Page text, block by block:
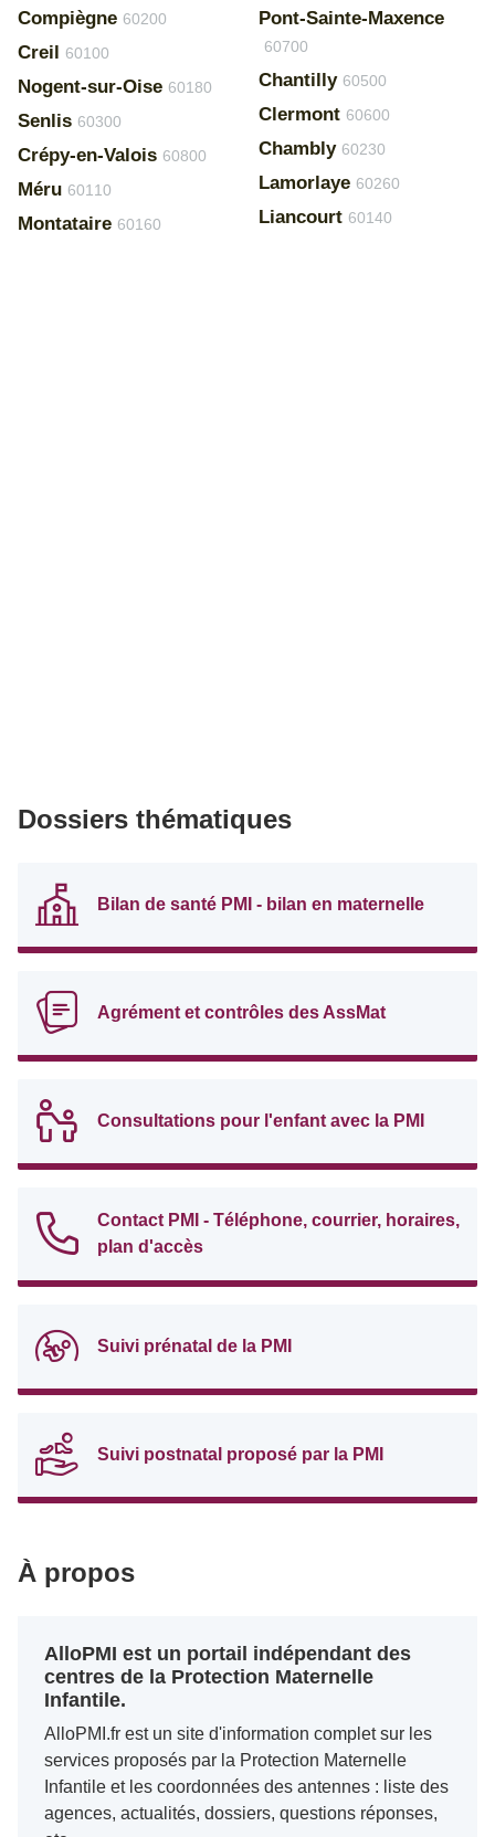
Compiègne 60200
Creil 60100
Nogent-sur-Oise 60180
Senlis 60300
Crépy-en-Valois 60800
Méru 60110
Montataire 60160
Pont-Sainte-Maxence
60700
Chantilly 60500
Clermont 60600
Chambly 60230
Lamorlaye 60260
Liancourt 60140
Dossiers thématiques
Bilan de santé PMI - bilan en maternelle
Agrément et contrôles des AssMat
Consultations pour l'enfant avec la PMI
Contact PMI - Téléphone, courrier, horaires,
plan d'accès
Suivi prénatal de la PMI
Suivi postnatal proposé par la PMI
À propos
AlloPMI est un portail indépendant des
centres de la Protection Maternelle
Infantile.
AlloPMI.fr est un site d'information complet sur les
services proposés par la Protection Maternelle
Infantile et les coordonnées des antennes : liste des
agences, actualités, dossiers, questions réponses,